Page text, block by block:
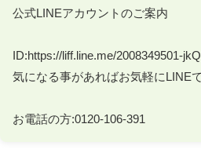
公式LINEアカウントのご案内
ID:https://liff.line.me/2008349501-
気になる事があればお気軽にLINE
お電話の方:0120-106-391